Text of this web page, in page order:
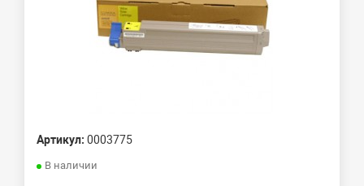
Артикул: 0003775
В наличии